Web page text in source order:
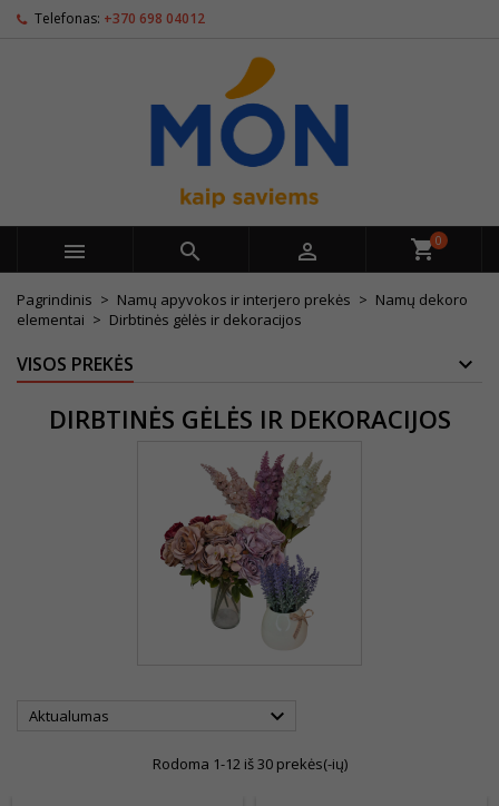
Telefonas: +370 698 04012
   0
Pagrindinis Namų apyvokos ir interjero prekės
Namų dekoro
elementai
Dirbtinės gėlės ir dekoracijos
VISOS PREKĖS
DIRBTINĖS GĖLĖS IR DEKORACIJOS
Aktualumas 
Rodoma 1-12 iš 30 prekės(-ių)